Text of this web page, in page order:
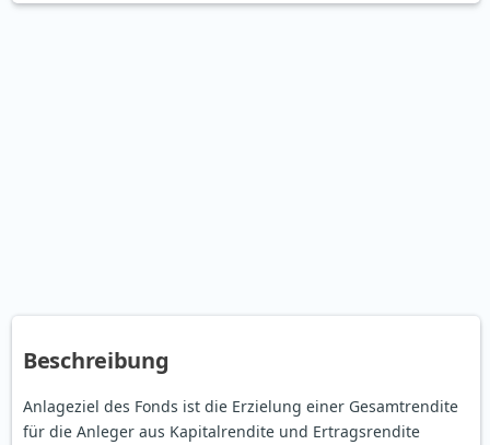
Beschreibung
Anlageziel des Fonds ist die Erzielung einer Gesamtrendite
für die Anleger aus Kapitalrendite und Ertragsrendite